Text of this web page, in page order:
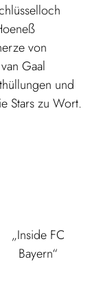
von
Gaal
und
Stars zu Wort.
„Inside FC
Bayern“